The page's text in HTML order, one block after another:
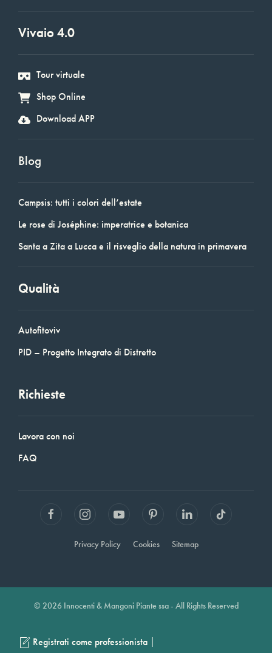
Vivaio 4.0
Tour virtuale
Shop Online
Download APP
Blog
Campsis: tutti i colori dell’estate
Le rose di Joséphine: imperatrice e botanica
Santa a Zita a Lucca e il risveglio della natura in primavera
Qualità
Autofitoviv
PID – Progetto Integrato di Distretto
Richieste
Lavora con noi
FAQ
Privacy Policy Cookies Sitemap
© 2026 Innocenti & Mangoni Piante ssa - All Rights Reserved
Registrati come professionista |